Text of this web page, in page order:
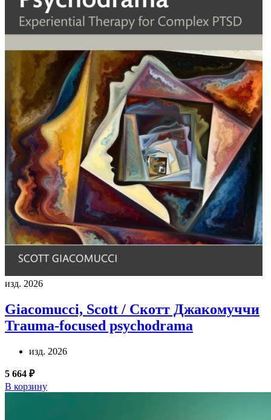
изд. 2026
Giacomucci, Scott / Скотт Джакомуччи
Trauma-focused psychodrama
изд. 2026
5 664 ₽
В корзину